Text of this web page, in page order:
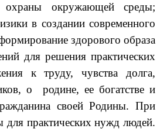
охраны окружающей среды;
в создании современного
здорового образа
для решения практических
к труду, чувства долга,
о родине, ее богатстве и
своей Родины. При
для практических нужд людей.